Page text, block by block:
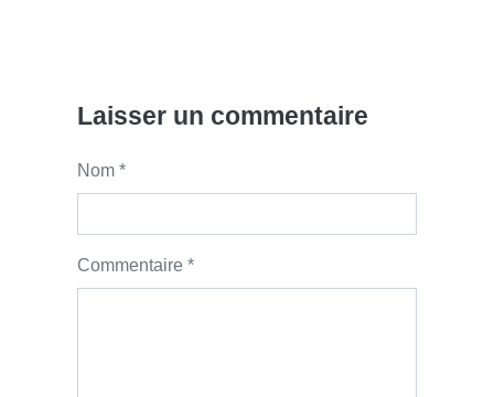
Laisser un commentaire
Nom *
Commentaire *